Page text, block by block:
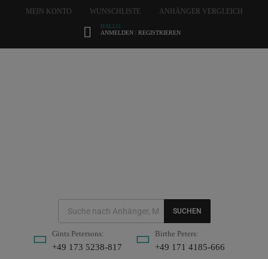
MEIN KONTO WUNSCHLISTE ANHÄNGER VERGLEICH
HALLO.
ANMELDEN
REGISTRIEREN
SUCHEN
Gints Petersons:
+49 173 5238-817
Birthe Peters:
+49 171 4185-666